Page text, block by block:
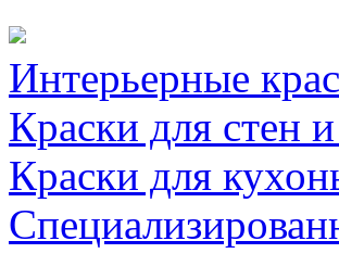
Интерьерные
Краски для стен
Краски для